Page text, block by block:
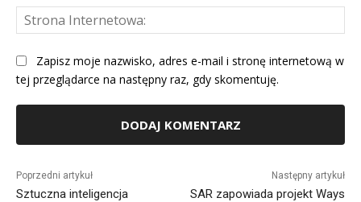
Zapisz moje nazwisko, adres e-mail i stronę internetową w
tej przeglądarce na następny raz, gdy skomentuję.
Poprzedni artykuł
Sztuczna inteligencja
Następny artykuł
SAR zapowiada projekt Ways